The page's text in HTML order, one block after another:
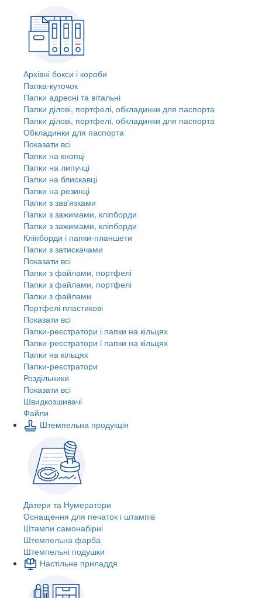
Архівні бокси і короби
Папка-куточок
Папки адресні та вітальні
Папки ділові, портфелі, обкладинки для паспорта
Папки ділові, портфелі, обкладинки для паспорта
Обкладинки для паспорта
Показати всі
Папки на кнопці
Папки на липучці
Папки на блискавці
Папки на резинці
Папки з зав'язками
Папки з зажимами, кліпборди
Папки з зажимами, кліпборди
Кліпборди і папки-планшети
Папки з затискачами
Показати всі
Папки з файлами, портфелі
Папки з файлами, портфелі
Папки з файлами
Портфелі пластикові
Показати всі
Папки-реєстратори і папки на кільцях
Папки-реєстратори і папки на кільцях
Папки на кільцях
Папки-реєстратори
Роздільники
Показати всі
Швидкозшивачi
Файли
Штемпельна продукція
Датери та Нумератори
Оснащення для печаток і штампів
Штампи самонабірні
Штемпельна фарба
Штемпельні подушки
Настільне приладдя